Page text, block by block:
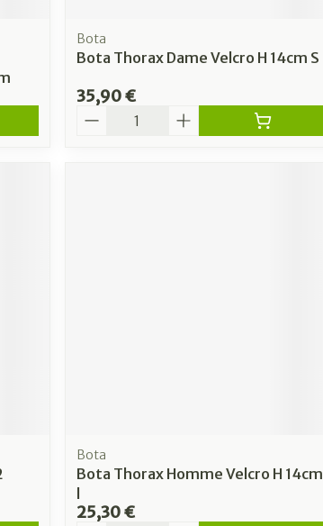
Bota
Bota Thorax Dame Velcro H 14cm S
35,90 €
Quantité
Bota
Bota Thorax Homme Velcro H 14cm
l
25,30 €